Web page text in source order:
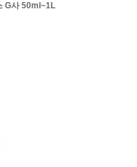
G사 50ml~1L